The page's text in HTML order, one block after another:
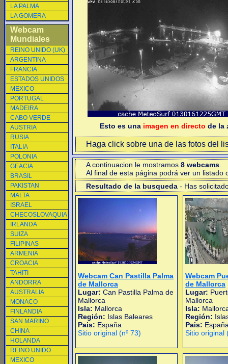
LA PALMA
LA GOMERA
Webcam
Mundiales
REINO UNIDO (UK)
ARGENTINA
FRANCIA
ESTADOS UNIDOS
MEXICO
PORTUGAL
MADEIRA
CABO VERDE
AUSTRIA
RUSIA
ITALIA
POLONIA
GEACIA
BRASIL
PAKISTAN
MALTA
ISRAEL
CHECOSLOVAQUIA
IRLANDA
SUIZA
FILIPINAS
ARMENIA
CROACIA
TAHITI
ANDORRA
AUSTRALIA
MONACO
FINLANDIA
SAN MARINO
CHINA
HOLANDA
REINO UNIDO
MEXICO
Esto es una imagen en directo de la
Haga click sobre una de las fotos del
A continuacion le mostramos 8 webcams
Al final de esta página podrá ver un
Resultado de la busqueda - Has
Webcam Can Pastilla Palma
de Mallorca
Lugar: Can Pastilla Palma de
Mallorca
Isla: Mallorca
Región: Islas Baleares
Pais: España
Sitio original (nº 73)
Webcam
de Mallorca
Lugar:
Mallorca
Isla:
Región:
Pais:
Sitio original